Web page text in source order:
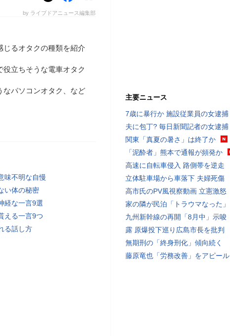
by ライブドアニュース編集部
じるオタクの種類を紹介
立ちそうな電車オタク
なパソコンオタク、など
味不明な自慢
い体の秘密
経な一言9選
える一言9つ
る話し方
主要ニュース
7歳に暴行か 施設従業員の女逮捕
夫に包丁? 毎日新聞記者の女逮捕
関東「真夏の暑さ」は終了か
「泥酔者」熊本で通報が頻発か
高速に自転車侵入 路側帯を逆走
立体駐車場から車落下 夫婦死傷
高市氏のPV風視察動画 立憲激怒
家の隣が民泊「トラウマなった」
九州新幹線の再開「8月中」示唆
露 原爆投下巡り広島市長を批判
無期刑の「終身刑化」傾向続く
藤原竜也「労務改善」をアピール